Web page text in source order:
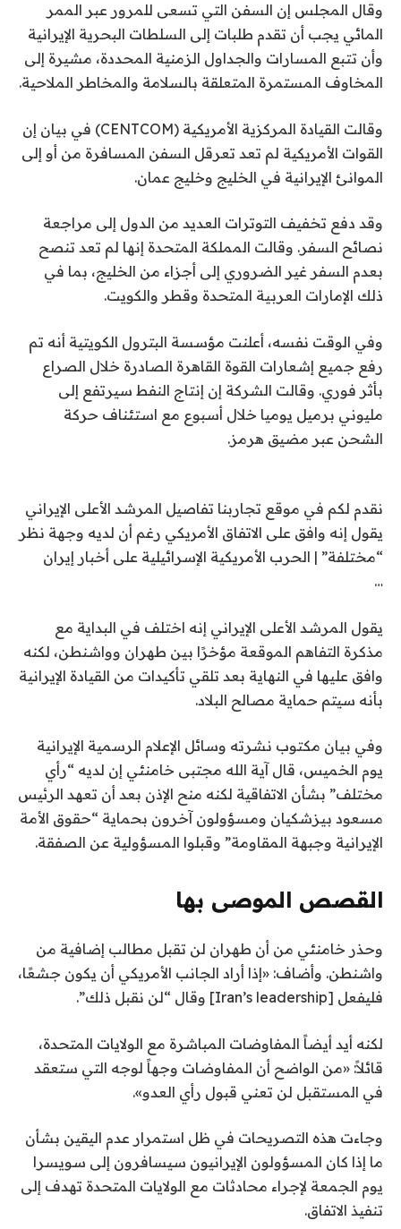
وقال المجلس إن السفن التي تسعى للمرور عبر الممر
المائي يجب أن تقدم طلبات إلى السلطات البحرية الإيرانية
وأن تتبع المسارات والجداول الزمنية المحددة، مشيرة إلى
المخاوف المستمرة المتعلقة بالسلامة والمخاطر الملاحية.
وقالت القيادة المركزية الأمريكية (CENTCOM) في بيان إن
القوات الأمريكية لم تعد تعرقل السفن المسافرة من أو إلى
الموانئ الإيرانية في الخليج وخليج عمان.
وقد دفع تخفيف التوترات العديد من الدول إلى مراجعة
نصائح السفر. وقالت المملكة المتحدة إنها لم تعد تنصح
بعدم السفر غير الضروري إلى أجزاء من الخليج، بما في
ذلك الإمارات العربية المتحدة وقطر والكويت.
وفي الوقت نفسه، أعلنت مؤسسة البترول الكويتية أنه تم
رفع جميع إشعارات القوة القاهرة الصادرة خلال الصراع
بأثر فوري. وقالت الشركة إن إنتاج النفط سيرتفع إلى
مليوني برميل يوميا خلال أسبوع مع استئناف حركة
الشحن عبر مضيق هرمز.
نقدم لكم في موقع تجاربنا تفاصيل المرشد الأعلى الإيراني
يقول إنه وافق على الاتفاق الأمريكي رغم أن لديه وجهة نظر
“مختلفة” | الحرب الأمريكية الإسرائيلية على أخبار إيران
…
يقول المرشد الأعلى الإيراني إنه اختلف في البداية مع
مذكرة التفاهم الموقعة مؤخرًا بين طهران وواشنطن، لكنه
وافق عليها في النهاية بعد تلقي تأكيدات من القيادة الإيرانية
بأنه سيتم حماية مصالح البلاد.
وفي بيان مكتوب نشرته وسائل الإعلام الرسمية الإيرانية
يوم الخميس، قال آية الله مجتبى خامنئي إن لديه “رأي
مختلف” بشأن الاتفاقية لكنه منح الإذن بعد أن تعهد الرئيس
مسعود بيزشكيان ومسؤولون آخرون بحماية “حقوق الأمة
الإيرانية وجبهة المقاومة” وقبلوا المسؤولية عن الصفقة.
القصص الموصى بها
ئ
ة
م
ن
ع
ن
ا
ص
ا
ة
ا
ل
ا
ئ
م
ة
وحذر خامنئي من أن طهران لن تقبل مطالب إضافية من
واشنطن. وأضاف: «إذا أراد الجانب الأمريكي أن يكون جشعًا،
فليفعل [Iran’s leadership] وقال “لن نقبل ذلك”.
لكنه أيد أيضاً المفاوضات المباشرة مع الولايات المتحدة،
قائلاً: «من الواضح أن المفاوضات وجهاً لوجه التي ستعقد
في المستقبل لن تعني قبول رأي العدو».
وجاءت هذه التصريحات في ظل استمرار عدم اليقين بشأن
ما إذا كان المسؤولون الإيرانيون سيسافرون إلى سويسرا
يوم الجمعة لإجراء محادثات مع الولايات المتحدة تهدف إلى
تنفيذ الاتفاق.